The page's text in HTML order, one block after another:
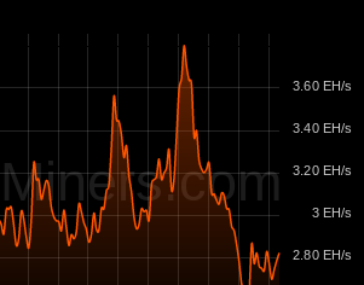
2.80 EH/s
3 EH/s
3.20 EH/s
3.40 EH/s
3.60 EH/s